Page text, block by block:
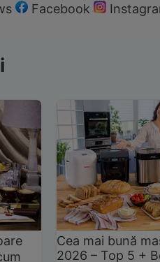
Facebook
Cea mai bună
2026 – Top 5 +